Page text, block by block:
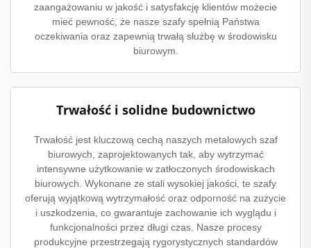
zaangażowaniu w jakość i satysfakcję klientów możecie
mieć pewność, że nasze szafy spełnią Państwa
oczekiwania oraz zapewnią trwałą służbę w środowisku
biurowym.
Trwałość i solidne budownictwo
Trwałość jest kluczową cechą naszych metalowych szaf
biurowych, zaprojektowanych tak, aby wytrzymać
intensywne użytkowanie w zatłoczonych środowiskach
biurowych. Wykonane ze stali wysokiej jakości, te szafy
oferują wyjątkową wytrzymałość oraz odporność na zużycie
i uszkodzenia, co gwarantuje zachowanie ich wyglądu i
funkcjonalności przez długi czas. Nasze procesy
produkcyjne przestrzegają rygorystycznych standardów